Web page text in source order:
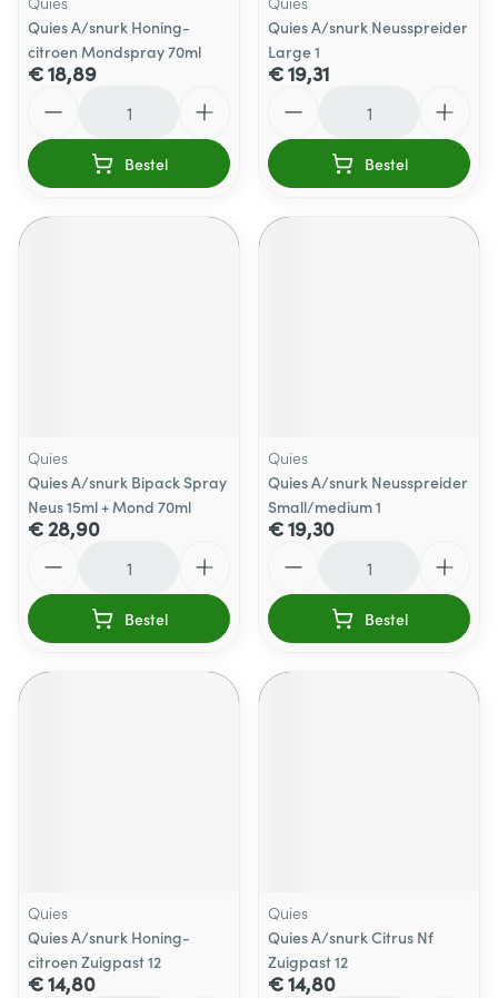
Quies A/snurk Honing-
citroen Mondspray 70ml
€ 18,89
Bestel
Quies A/snurk Neusspreider
Large 1
€ 19,31
Bestel
Quies
Quies A/snurk Bipack Spray
Neus 15ml + Mond 70ml
€ 28,90
Bestel
Quies
Quies A/snurk Neusspreider
Small/medium 1
€ 19,30
Bestel
Quies
Quies A/snurk Honing-
citroen Zuigpast 12
€ 14,80
Quies
Quies A/snurk Citrus Nf
Zuigpast 12
€ 14,80